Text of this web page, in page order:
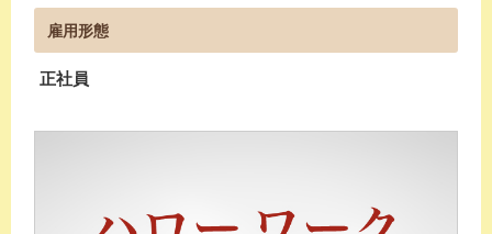
雇用形態
正社員